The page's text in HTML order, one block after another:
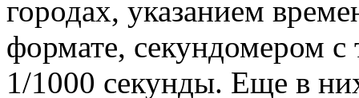
городах, указанием
формате, секундомером
1/1000 секунды. Еще в